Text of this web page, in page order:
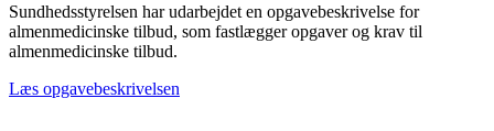
Sundhedsstyrelsen har udarbejdet en opgavebeskrivelse for
almenmedicinske tilbud, som fastlægger opgaver og krav til
almenmedicinske tilbud.
Læs opgavebeskrivelsen